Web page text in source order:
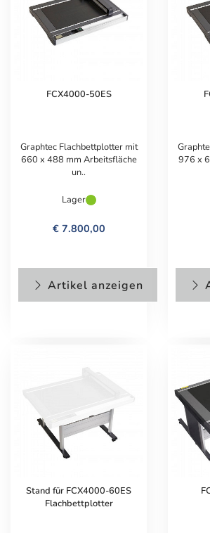
FCX4000-50ES
Graphtec Flachbettplotter mit
660 x 488 mm Arbeitsfläche
un..
Lager
€ 7.800,00
Artikel anzeigen
976 x
Stand für FCX4000-60ES
Flachbettplotter